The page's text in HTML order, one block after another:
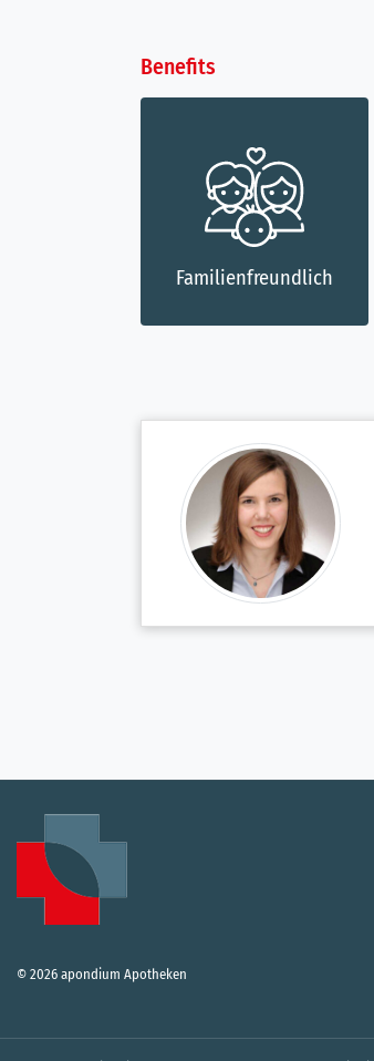
Benefits
Maßnahmen
© 2026 apondium Apotheken